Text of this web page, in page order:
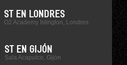
ST EN LONDRES
O2 Academy Islington, Londres
ST EN GIJÓN
Sala Acapulco, Gijón